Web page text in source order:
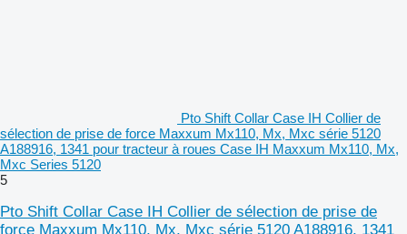
Pto Shift Collar Case IH Collier de
sélection de prise de force Maxxum Mx110, Mx, Mxc série 5120
A188916, 1341 pour tracteur à roues Case IH Maxxum Mx110, Mx,
Mxc Series 5120
5
Pto Shift Collar Case IH Collier de sélection de prise de
force Maxxum Mx110, Mx, Mxc série 5120 A188916, 1341